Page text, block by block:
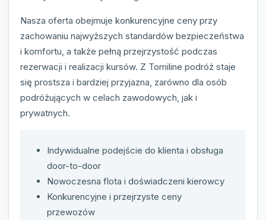
Nasza oferta obejmuje konkurencyjne ceny przy
zachowaniu najwyższych standardów bezpieczeństwa
i komfortu, a także pełną przejrzystość podczas
rezerwacji i realizacji kursów. Z Tomiline podróż staje
się prostsza i bardziej przyjazna, zarówno dla osób
podróżujących w celach zawodowych, jak i
prywatnych.
Indywidualne podejście do klienta i obsługa
door-to-door
Nowoczesna flota i doświadczeni kierowcy
Konkurencyjne i przejrzyste ceny
przewozów